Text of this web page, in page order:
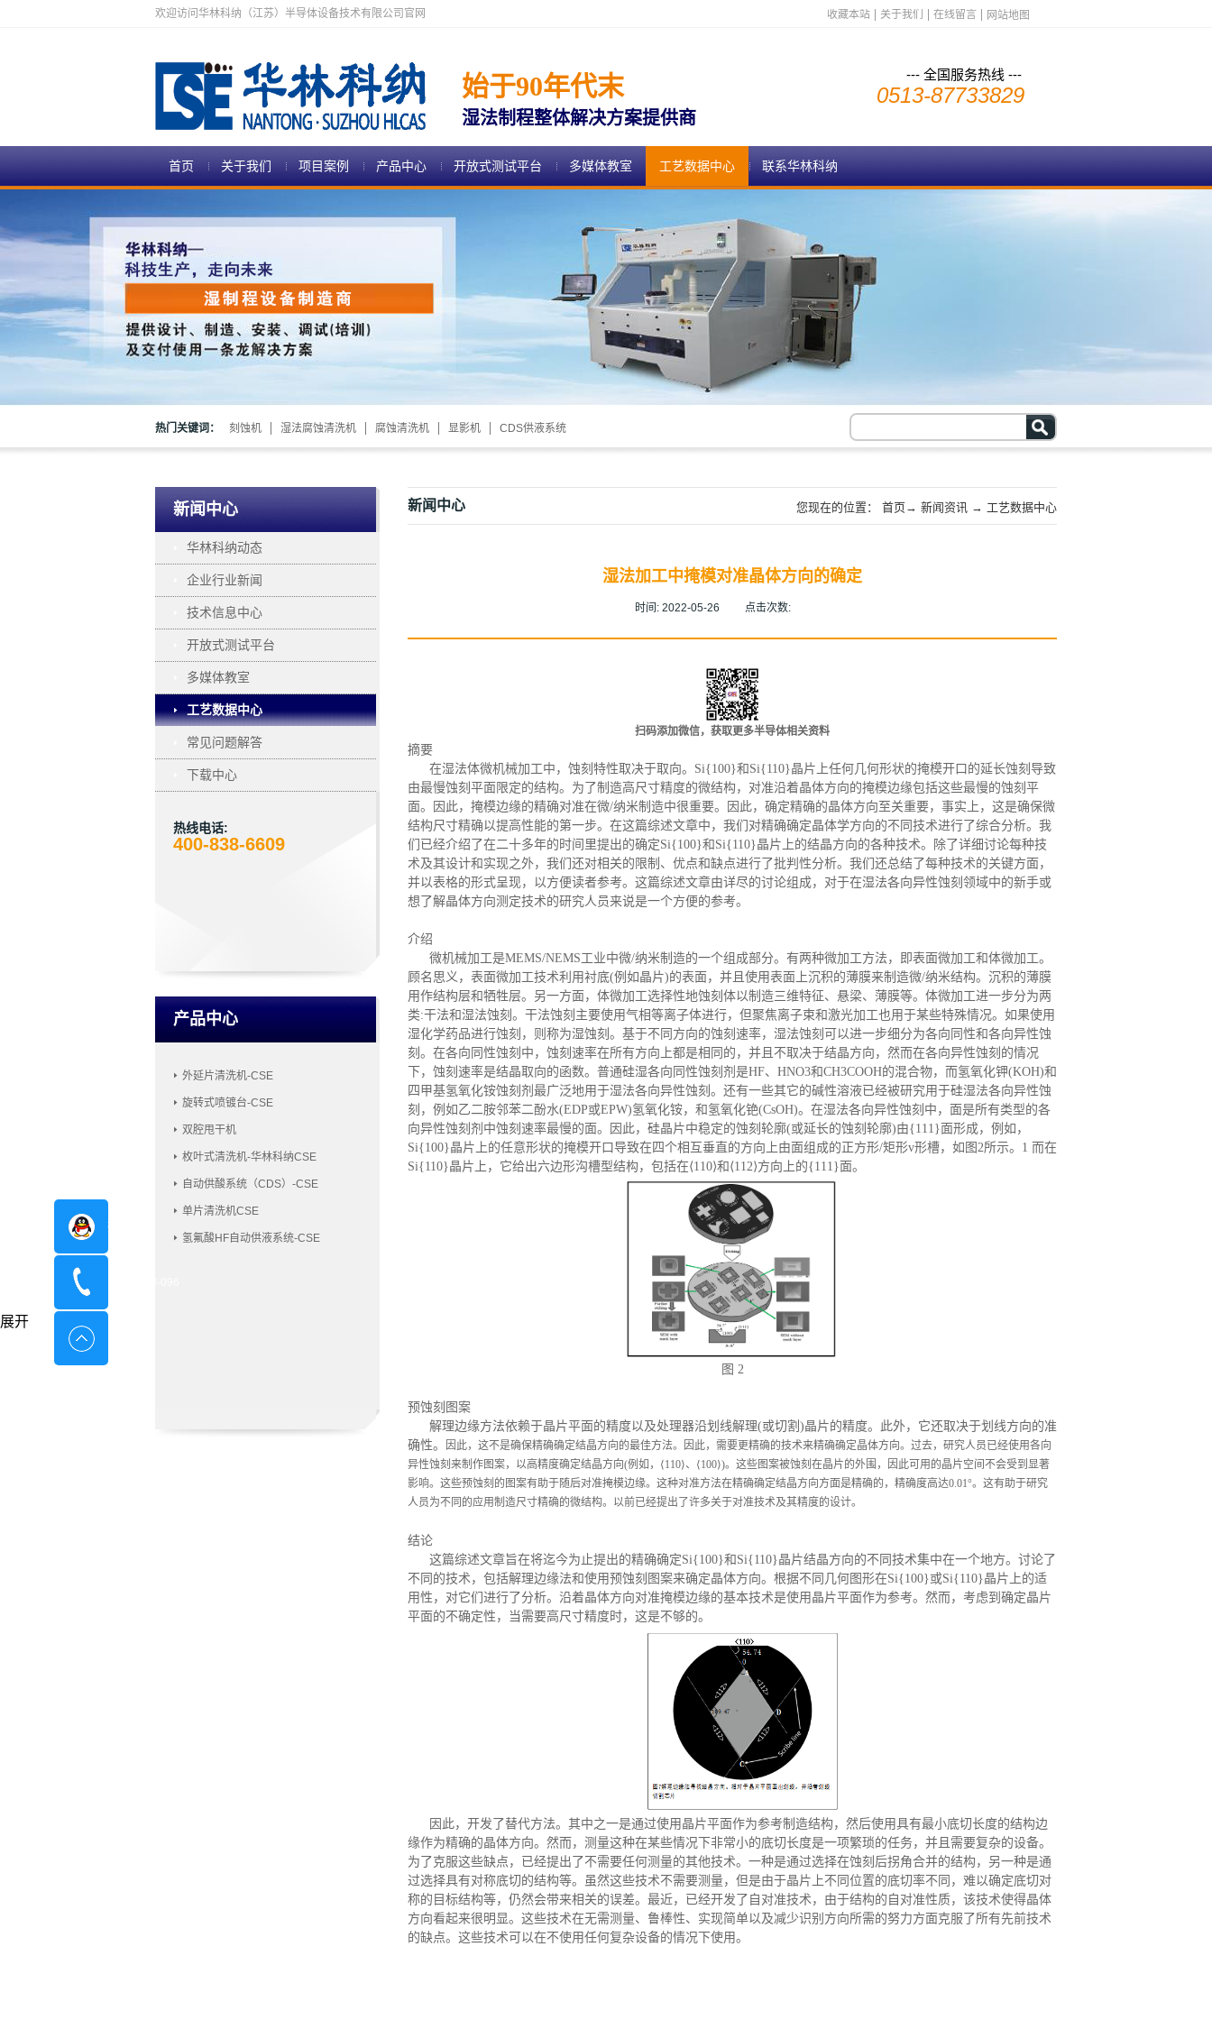
欢迎访问华林科纳（江苏）半导体设备技术有限公司官网 收藏本站 关于我们 在线留言 网站地图
始于90年代末
湿法制程整体解决方案提供商
--- 全国服务热线 ---
0513-87733829
首页 关于我们 项目案例 产品中心 开放式测试平台 多媒体教室 工艺数据中心 联系华林科纳
热门关键词： 刻蚀机 湿法腐蚀清洗机 腐蚀清洗机 显影机 CDS供液系统
新闻中心
华林科纳动态
企业行业新闻
技术信息中心
开放式测试平台
多媒体教室
工艺数据中心
常见问题解答
下载中心
热线电话:
400-838-6609
产品中心
外延片清洗机-CSE
旋转式喷镀台-CSE
双腔甩干机
枚叶式清洗机-华林科纳CSE
自动供酸系统（CDS）-CSE
单片清洗机CSE
氢氟酸HF自动供液系统-CSE
新闻中心 您现在的位置： 首页→ 新闻资讯 → 工艺数据中心
湿法加工中掩模对准晶体方向的确定
时间: 2022-05-26 点击次数:
扫码添加微信，获取更多半导体相关资料
摘要
在湿法体微机械加工中，蚀刻特性取决于取向。 Si{100}和Si{110}晶片上任何几何形状的掩模开口的延长蚀刻导致
由最慢蚀刻平面限定的结构。为了制造高尺寸精度的微结构，对准沿着晶体方向的掩模边缘包括这些最慢的蚀刻平
面。因此，掩模边缘的精确对准在微/纳米制造中很重要。因此，确定精确的晶体方向至关重要，事实上，这是确保微
结构尺寸精确以提高性能的第一步。在这篇综述文章中，我们对精确确定晶体学方向的不同技术进行了综合分析。我
们已经介绍了在二十多年的时间里提出的确定Si{100}和Si{110}晶片上的结晶方向的各种技术。除了详细讨论每种技
术及其设计和实现之外，我们还对相关的限制、优点和缺点进行了批判性分析。我们还总结了每种技术的关键方面，
并以表格的形式呈现，以方便读者参考。这篇综述文章由详尽的讨论组成，对于在湿法各向异性蚀刻领域中的新手或
想了解晶体方向测定技术的研究人员来说是一个方便的参考。
介绍
微机械加工是MEMS/NEMS工业中微/纳米制造的一个组成部分。有两种微加工方法，即表面微加工和体微加工。
顾名思义，表面微加工技术利用衬底(例如晶片)的表面，并且使用表面上沉积的薄膜来制造微/纳米结构。沉积的薄膜
用作结构层和牺牲层。另一方面，体微加工选择性地蚀刻体以制造三维特征、悬梁、薄膜等。体微加工进一步分为两
类:干法和湿法蚀刻。干法蚀刻主要使用气相等离子体进行，但聚焦离子束和激光加工也用于某些特殊情况。如果使用
湿化学药品进行蚀刻，则称为湿蚀刻。基于不同方向的蚀刻速率，湿法蚀刻可以进一步细分为各向同性和各向异性蚀
刻。在各向同性蚀刻中，蚀刻速率在所有方向上都是相同的，并且不取决于结晶方向，然而在各向异性蚀刻的情况
下，蚀刻速率是结晶取向的函数。普通硅湿各向同性蚀刻剂是HF、HNO3和CH3COOH的混合物，而氢氧化钾(KOH)和
四甲基氢氧化铵蚀刻剂最广泛地用于湿法各向异性蚀刻。还有一些其它的碱性溶液已经被研究用于硅湿法各向异性蚀
刻，例如乙二胺邻苯二酚水(EDP或EPW)氢氧化铵，和氢氧化铯(CsOH)。在湿法各向异性蚀刻中，面是所有类型的各
向异性蚀刻剂中蚀刻速率最慢的面。因此，硅晶片中稳定的蚀刻轮廓(或延长的蚀刻轮廓)由{111}面形成，例如，
Si{100}晶片上的任意形状的掩模开口导致在四个相互垂直的方向上由面组成的正方形/矩形v形槽，如图2所示。1 而在
Si{110}晶片上，它给出六边形沟槽型结构，包括在⟨110⟩和⟨112⟩方向上的{111}面。
图 2
预蚀刻图案
解理边缘方法依赖于晶片平面的精度以及处理器沿划线解理(或切割)晶片的精度。此外，它还取决于划线方向的准
确性。
因此，这不是确保精确确定结晶方向的最佳方法。因此，需要更精确的技术来精确确定晶体方向。 过去，研究人员已经使用各向
异性蚀刻来制作图案，以高精度确定结晶方向(例如，⟨110⟩、⟨100⟩)。这些图案被蚀刻在晶片的外围，因此可用的晶片空间不会受到显著
影响。这些预蚀刻的图案有助于随后对准掩模边缘。这种对准方法在精确确定结晶方向方面是精确的，精确度高达0.01°。这有助于研究
人员为不同的应用制造尺寸精确的微结构。以前已经提出了许多关于对准技术及其精度的设计。
结论
这篇综述文章旨在将迄今为止提出的精确确定Si{100}和Si{110}晶片结晶方向的不同技术集中在一个地方。讨论了
不同的技术，包括解理边缘法和使用预蚀刻图案来确定晶体方向。根据不同几何图形在Si{100}或Si{110}晶片上的适
用性，对它们进行了分析。沿着晶体方向对准掩模边缘的基本技术是使用晶片平面作为参考。然而，考虑到确定晶片
平面的不确定性，当需要高尺寸精度时，这是不够的。
因此，开发了替代方法。其中之一是通过使用晶片平面作为参考制造结构，然后使用具有最小底切长度的结构边
缘作为精确的晶体方向。然而，测量这种在某些情况下非常小的底切长度是一项繁琐的任务，并且需要复杂的设备。
为了克服这些缺点，已经提出了不需要任何测量的其他技术。一种是通过选择在蚀刻后拐角合并的结构，另一种是通
过选择具有对称底切的结构等。虽然这些技术不需要测量，但是由于晶片上不同位置的底切率不同，难以确定底切对
称的目标结构等，仍然会带来相关的误差。最近，已经开发了自对准技术，由于结构的自对准性质，该技术使得晶体
方向看起来很明显。这些技术在无需测量、鲁棒性、实现简单以及减少识别方向所需的努力方面克服了所有先前技术
的缺点。这些技术可以在不使用任何复杂设备的情况下使用。
在线咨询
展开